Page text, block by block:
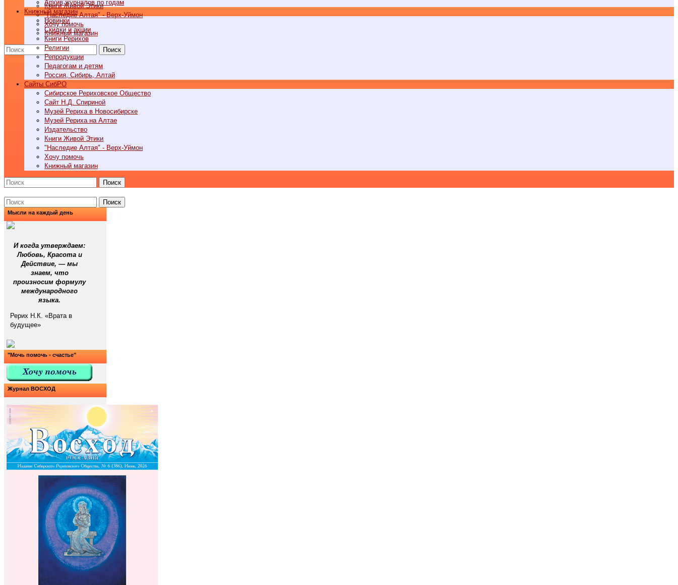
Книги Живой Этики
"Наследие Алтая" - Верх-Уймон
Хочу помочь
Книжный магазин
Поиск
Архив журналов по годам
Книжный магазин
Новинки
Скидки и акции
Книги Рерихов
Религии
Репродукции
Педагогам и детям
Россия, Сибирь, Алтай
Cайты СибРО
Сибирское Рериховское Общество
Сайт Н.Д. Спириной
Музей Рериха в Новосибирске
Музей Рериха на Алтае
Издательство
Книги Живой Этики
"Наследие Алтая" - Верх-Уймон
Хочу помочь
Книжный магазин
Поиск
Поиск
Мысли на каждый день
И когда утверждаем:
Любовь, Красота и
Действие, — мы
знаем, что
произносим формулу
международного
языка.
Рерих Н.К. «Врата в
будущее»
"Мочь помочь - счастье"
Журнал ВОСХОД